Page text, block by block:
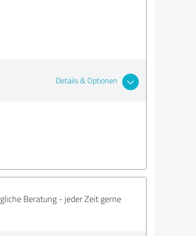
Details & Optionen
Beratung - jeder Zeit gerne